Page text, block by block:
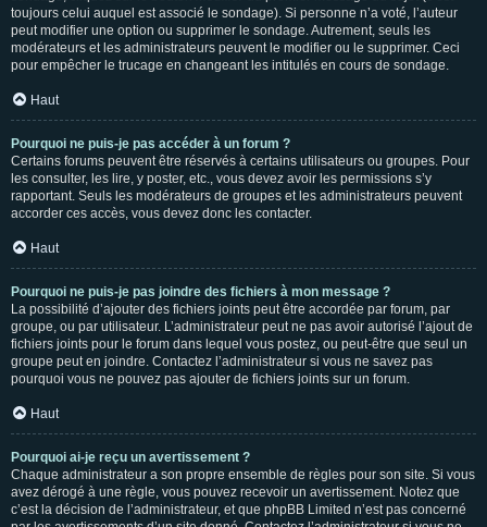
toujours celui auquel est associé le sondage). Si personne n’a voté, l’auteur
peut modifier une option ou supprimer le sondage. Autrement, seuls les
modérateurs et les administrateurs peuvent le modifier ou le supprimer. Ceci
pour empêcher le trucage en changeant les intitulés en cours de sondage.
Haut
Pourquoi ne puis-je pas accéder à un forum ?
Certains forums peuvent être réservés à certains utilisateurs ou groupes. Pour
les consulter, les lire, y poster, etc., vous devez avoir les permissions s’y
rapportant. Seuls les modérateurs de groupes et les administrateurs peuvent
accorder ces accès, vous devez donc les contacter.
Haut
Pourquoi ne puis-je pas joindre des fichiers à mon message ?
La possibilité d’ajouter des fichiers joints peut être accordée par forum, par
groupe, ou par utilisateur. L’administrateur peut ne pas avoir autorisé l’ajout de
fichiers joints pour le forum dans lequel vous postez, ou peut-être que seul un
groupe peut en joindre. Contactez l’administrateur si vous ne savez pas
pourquoi vous ne pouvez pas ajouter de fichiers joints sur un forum.
Haut
Pourquoi ai-je reçu un avertissement ?
Chaque administrateur a son propre ensemble de règles pour son site. Si vous
avez dérogé à une règle, vous pouvez recevoir un avertissement. Notez que
c’est la décision de l’administrateur, et que phpBB Limited n’est pas concerné